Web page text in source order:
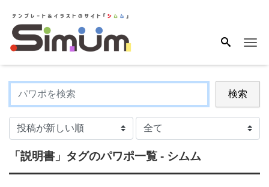
検索
「説明書」タグのパワポ一覧 - シムム